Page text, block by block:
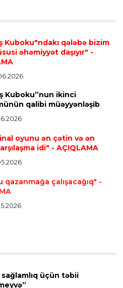
narazılığına
bağlı bütün
qayıdır
Kuboku"ndakı qələbə bizim
əhəmiyyət daşıyır" -
Kuboku”nun ikinci
qalibi müəyyənləşib
oyunu ən çətin və ən
idi" - AÇIQLAMA
qazanmağa çalışacağıq" -
sağlamlıq üçün təbii